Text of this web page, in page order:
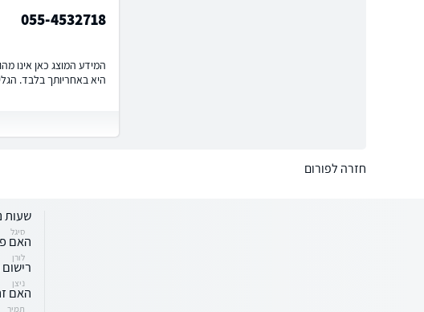
055-4532718
המידע המוצג כאן אינו
היא באחריותך בלבד.
חזרה לפורום
שעות
סיגל
האם
לורן
ניצן
האם
תמיר